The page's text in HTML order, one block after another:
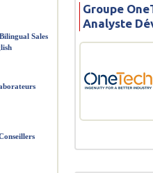
Groupe
Analyste
Sales